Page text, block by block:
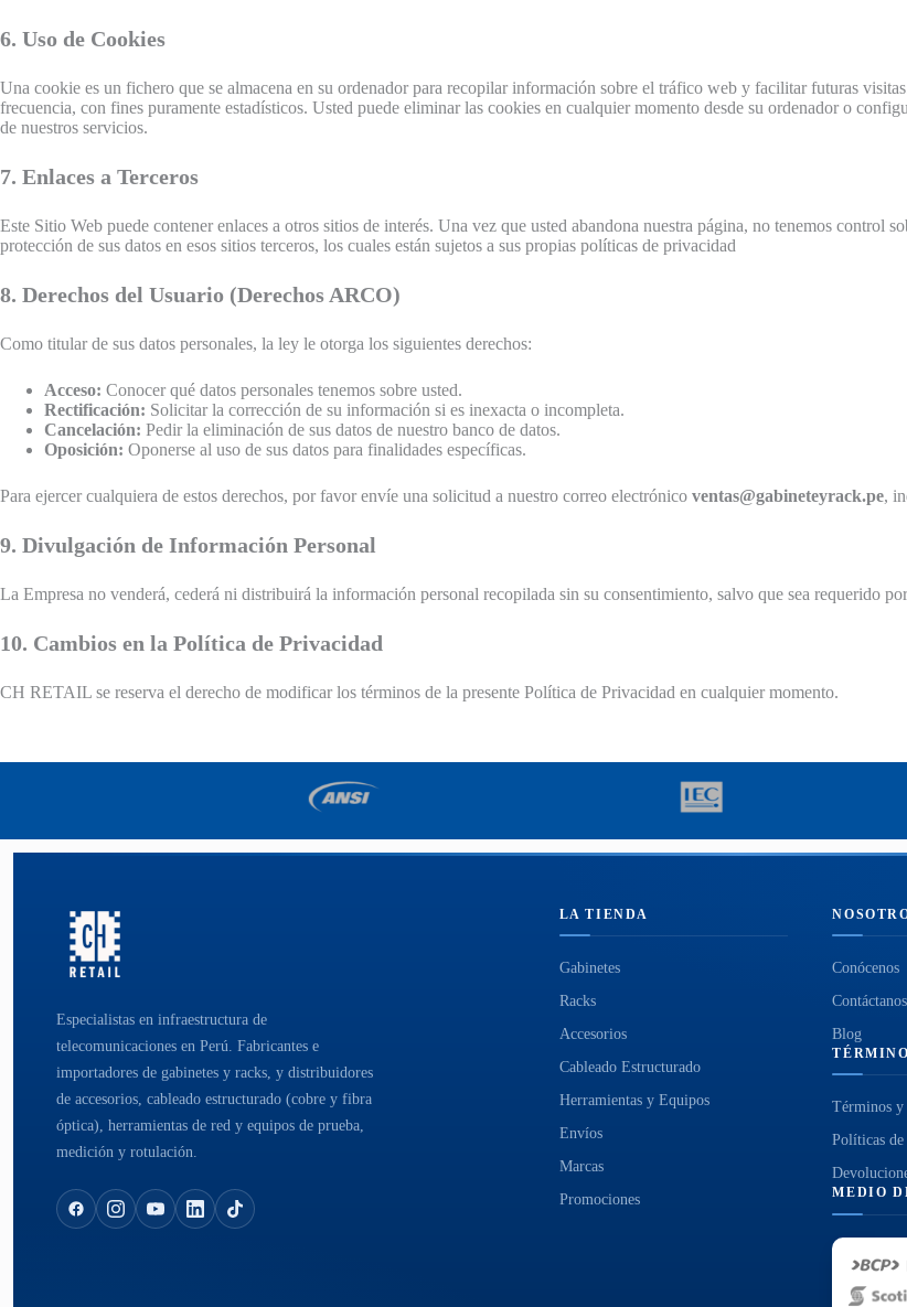
6. Uso de Cookies
Una cookie es un fichero que se almacena en su ordenador para recopilar información sobre el tráfico web y facilitar futuras
frecuencia, con fines puramente estadísticos. Usted puede eliminar las cookies en cualquier momento desde su ordenador o
de nuestros servicios.
7. Enlaces a Terceros
Este Sitio Web puede contener enlaces a otros sitios de interés. Una vez que usted abandona nuestra página, no tenemos control
protección de sus datos en esos sitios terceros, los cuales están sujetos a sus propias políticas de privacidad
8. Derechos del Usuario (Derechos ARCO)
Como titular de sus datos personales, la ley le otorga los siguientes derechos:
Acceso: Conocer qué datos personales tenemos sobre usted.
Rectificación: Solicitar la corrección de su información si es inexacta o incompleta.
Cancelación: Pedir la eliminación de sus datos de nuestro banco de datos.
Oposición: Oponerse al uso de sus datos para finalidades específicas.
Para ejercer cualquiera de estos derechos, por favor envíe una solicitud a nuestro correo electrónico ventas@gabineteyrack.pe,
9. Divulgación de Información Personal
La Empresa no venderá, cederá ni distribuirá la información personal recopilada sin su consentimiento, salvo que sea requerido
10. Cambios en la Política de Privacidad
CH RETAIL se reserva el derecho de modificar los términos de la presente Política de Privacidad en cualquier momento.
Especialistas en infraestructura de
telecomunicaciones en Perú. Fabricantes e
importadores de gabinetes y racks, y distribuidores
de accesorios, cableado estructurado (cobre y fibra
óptica), herramientas de red y equipos de prueba,
medición y rotulación.
LA TIENDA
Gabinetes
Racks
Accesorios
Cableado Estructurado
Herramientas y Equipos
Envíos
Marcas
Promociones
Conócenos
Contáctanos
Blog
Términos y
Políticas
MEDIO